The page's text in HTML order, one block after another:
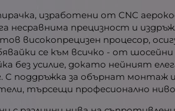
изработени от CNC
прецизност и
високопрецизен процесор,
се към всичко - от
без усилие, докато нейният
С поддръжка за обърнат монтаж
търсещи професионално